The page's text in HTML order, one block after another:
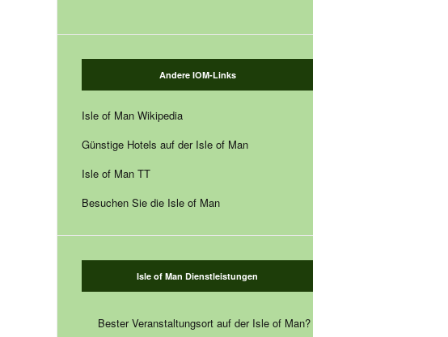
Andere IOM-Links
Isle of Man Wikipedia
Günstige Hotels auf der Isle of Man
Isle of Man TT
Besuchen Sie die Isle of Man
Isle of Man Dienstleistungen
Bester Veranstaltungsort auf der Isle of Man?